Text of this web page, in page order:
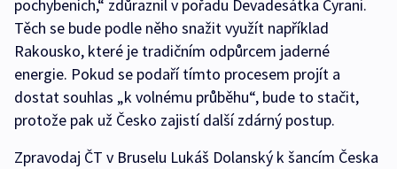
pochybeních,“ zdůraznil v pořadu Devadesátka Cyrani.
Těch se bude podle něho snažit využít například
Rakousko, které je tradičním odpůrcem jaderné
energie. Pokud se podaří tímto procesem projít a
dostat souhlas „k volnému průběhu“, bude to stačit,
protože pak už Česko zajistí další zdárný postup.
Zpravodaj ČT v Bruselu Lukáš Dolanský k šancím Česka